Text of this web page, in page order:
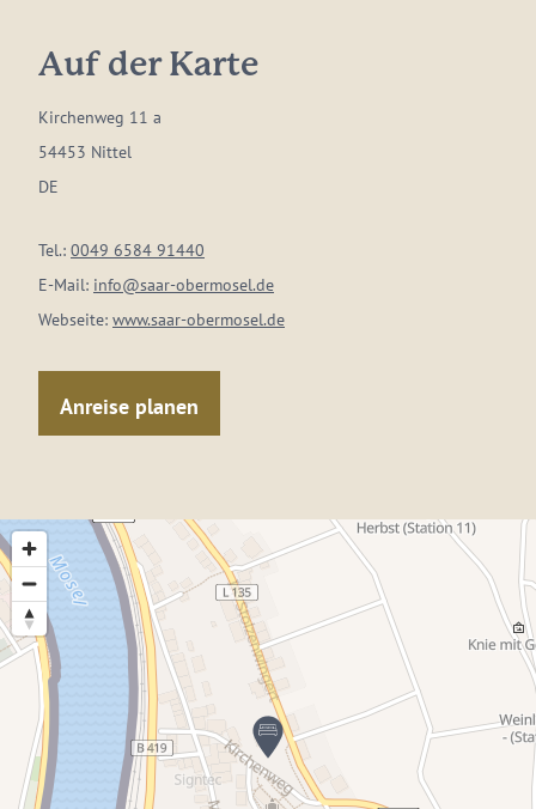
Auf der Karte
Kirchenweg 11 a
54453 Nittel
DE
Tel.: 0049 6584 91440
E-Mail: info@saar-obermosel.de
Webseite: www.saar-obermosel.de
Anreise planen